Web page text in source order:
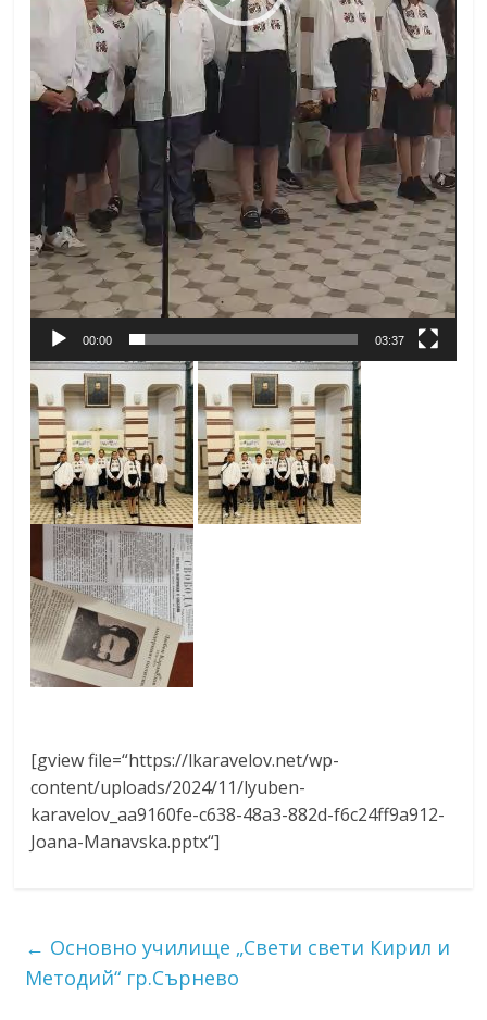
00:00 03:37
[gview file=“https://lkaravelov.net/wp-
content/uploads/2024/11/lyuben-
karavelov_aa9160fe-c638-48a3-882d-f6c24ff9a912-
Joana-Manavska.pptx“]
← Основно училище „Свети свети Кирил и
Методий“ гр.Сърнево